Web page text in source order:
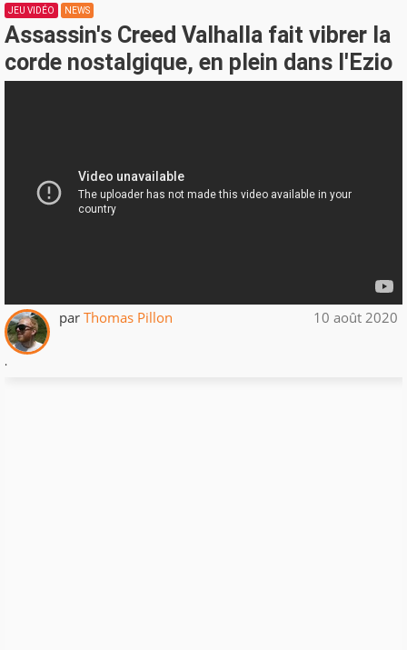
JEU VIDÉO NEWS
Assassin's Creed Valhalla fait vibrer la
corde nostalgique, en plein dans l'Ezio
par Thomas Pillon 10 août 2020
.